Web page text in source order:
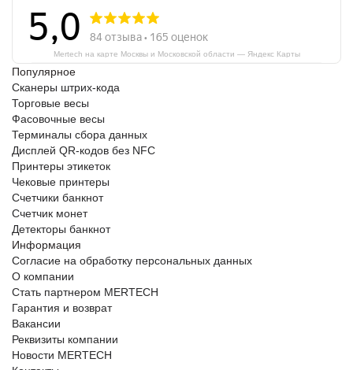
Mertech на карте Москвы и Московской области — Яндекс Карты
Популярное
Сканеры штрих-кода
Торговые весы
Фасовочные весы
Терминалы сбора данных
Дисплей QR-кодов без NFC
Принтеры этикеток
Чековые принтеры
Счетчики банкнот
Счетчик монет
Детекторы банкнот
Информация
Согласие на обработку персональных данных
О компании
Стать партнером MERTECH
Гарантия и возврат
Вакансии
Реквизиты компании
Новости MERTECH